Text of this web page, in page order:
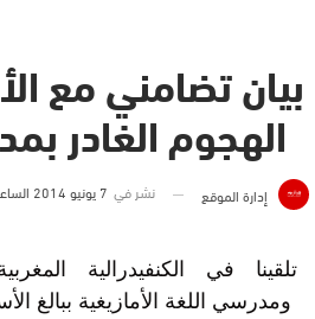
بيان تضامني مع
الهجوم الغادر
إدارة الموقع نشر في 7 يونيو 2014 الساعة 12 و 12 دقيقة
تلقينا في الكنفيدرالية
ومدرسي اللغة الأمازيغية ببالغ